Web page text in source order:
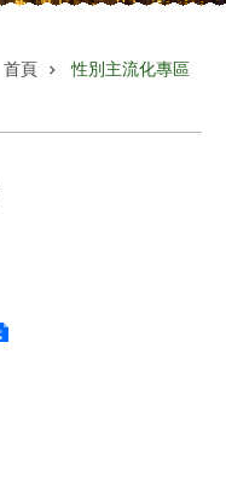
首頁 性別主流化專區